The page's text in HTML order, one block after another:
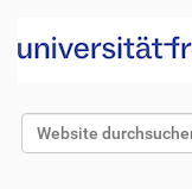
Website durchsuchen